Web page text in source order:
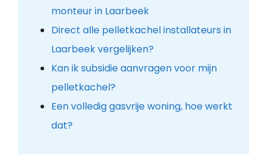
monteur in Laarbeek
Direct alle pelletkachel installateurs in
Laarbeek vergelijken?
Kan ik subsidie aanvragen voor mijn
pelletkachel?
Een volledig gasvrije woning, hoe werkt
dat?